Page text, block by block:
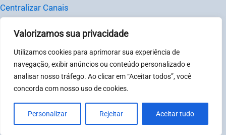
Valorizamos sua privacidade
Utilizamos cookies para aprimorar sua experiência de
navegação, exibir anúncios ou conteúdo personalizado e
analisar nosso tráfego. Ao clicar em “Aceitar todos”, você
concorda com nosso uso de cookies.
Personalizar Rejeitar Aceitar tudo
Centralizar Canais
Redes Sociais
Tutoriais
Blog